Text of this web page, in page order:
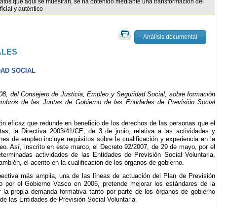
que aquí se muestran, se ha obtenido mediante una transformación del
y auténtico
Análisis documental
SOCIAL
del Consejero de Justicia, Empleo y Seguridad Social, sobre formación
de las Juntas de Gobierno de las Entidades de Previsión Social
eficaz que redunde en beneficio de los derechos de las personas que el
la Directiva 2003/41/CE, de 3 de junio, relativa a las actividades y
de empleo incluye requisitos sobre la cualificación y experiencia en la
Así, inscrito en este marco, el Decreto 92/2007, de 29 de mayo, por el
actividades de las Entidades de Previsión Social Voluntaria,
el acento en la cualificación de los órganos de gobierno.
más amplia, una de las líneas de actuación del Plan de Previsión
por el Gobierno Vasco en 2006, pretende mejorar los estándares de la
propia demanda formativa tanto por parte de los órganos de gobierno
las Entidades de Previsión Social Voluntaria.